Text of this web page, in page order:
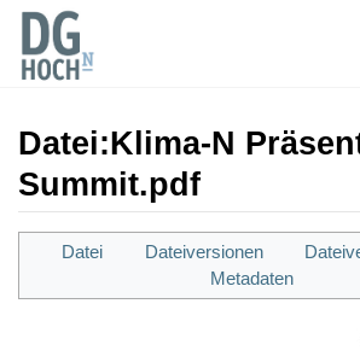
Datei:Klima-N
Summit.pdf
Wechseln zu: Navigation,Suche
Datei Dateiversionen
Metadaten